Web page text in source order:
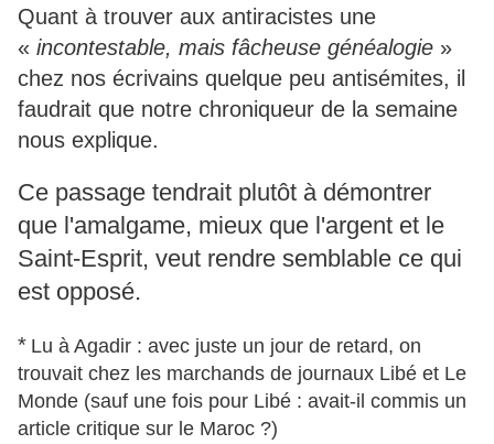
Quant à trouver aux antiracistes une
« incontestable, mais fâcheuse généalogie »
chez nos écrivains quelque peu antisémites, il
faudrait que notre chroniqueur de la semaine
nous explique.
Ce passage tendrait plutôt à démontrer
que l'amalgame, mieux que l'argent et le
Saint-Esprit, veut rendre semblable ce qui
est opposé.
* Lu à Agadir : avec juste un jour de retard, on
trouvait chez les marchands de journaux Libé et Le
Monde (sauf une fois pour Libé : avait-il commis un
article critique sur le Maroc ?)